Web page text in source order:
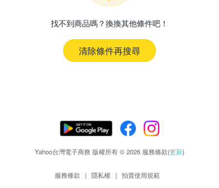
找不到商品嗎？換換其他條件吧！
清除條件再搜尋
Yahoo台灣電子商務 版權所有 © 2026 服務條款(更新)
服務條款 | 隱私權 | 拍賣使用規範